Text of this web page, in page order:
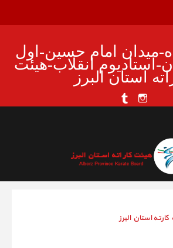
میدان امام حسین-اول
استادیوم انقلاب-هیئت
استان البرز
استان البرز